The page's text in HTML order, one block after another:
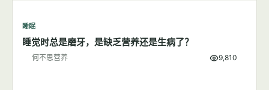
睡眠
睡觉时总是磨牙，是缺乏营养还是生病了？
何不思营养 9,810